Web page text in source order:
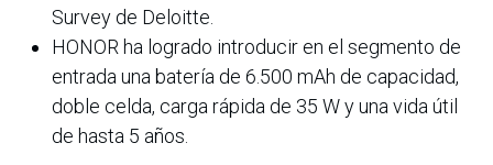
Survey de Deloitte.
HONOR ha logrado introducir en el segmento de
entrada una batería de 6.500 mAh de capacidad,
doble celda, carga rápida de 35 W y una vida útil
de hasta 5 años.